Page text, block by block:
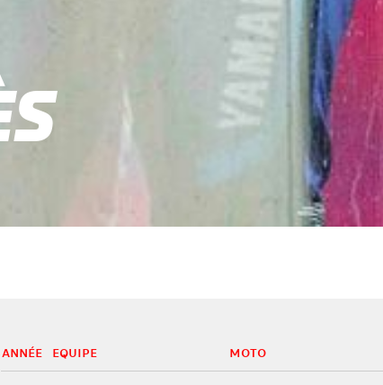
ANNÉE EQUIPE MOTO